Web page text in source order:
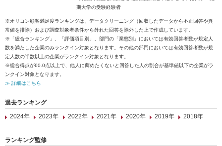
期大学の受験経験者
※オリコン顧客満足度ランキングは、データクリーニング（回収したデータから不正回答や異
常値を排除）および調査対象者条件から外れた回答を除外した上で作成しています。
※「総合ランキング」、「評価項目別」、部門の「業態別」においては有効回答者数が規定人
数を満たした企業のみランクイン対象となります。その他の部門においては有効回答者数が規
定人数の半数以上の企業がランクイン対象となります。
※総合得点が60.0点以上で、他人に薦めたくないと回答した人の割合が基準値以下の企業がラ
ンクイン対象となります。
≫ 詳細はこちら
過去ランキング
2024年
2023年 2022年 2021年 2020年 2019年 2018年
ランキング監修